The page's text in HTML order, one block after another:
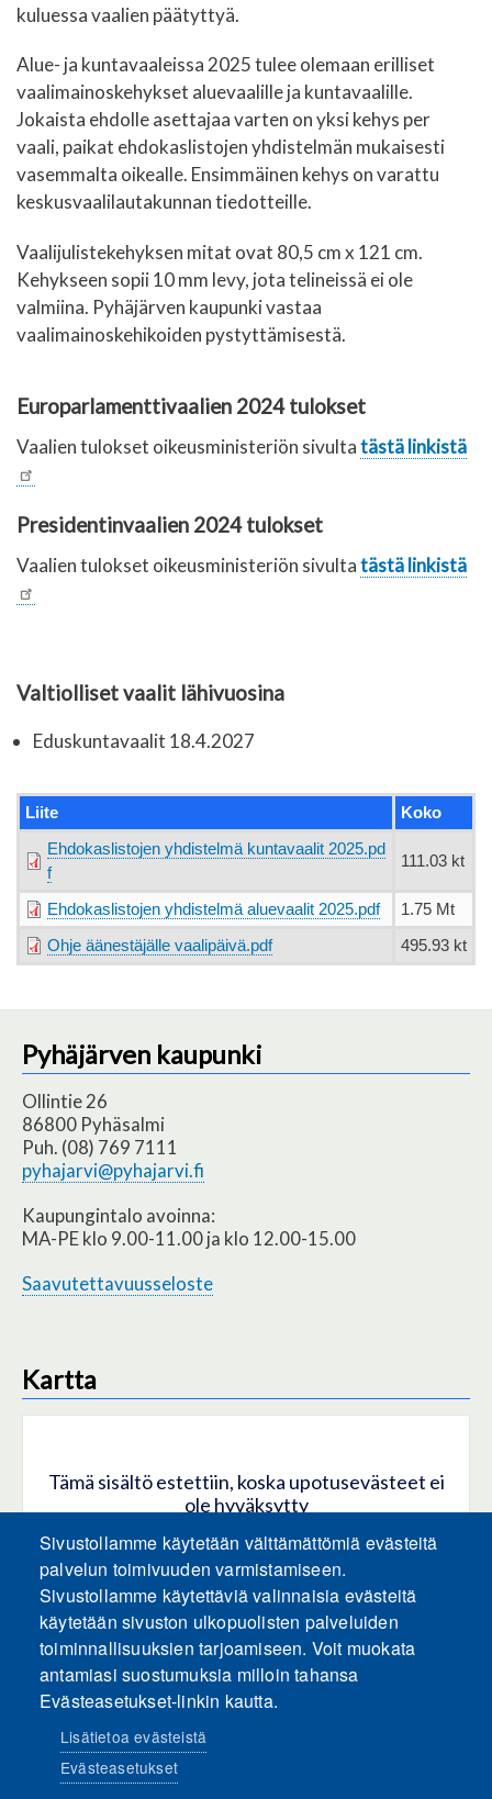
kuluessa vaalien päätyttyä.
Alue- ja kuntavaaleissa 2025 tulee olemaan erilliset
vaalimainoskehykset aluevaalille ja kuntavaalille.
Jokaista ehdolle asettajaa varten on yksi kehys per
vaali, paikat ehdokaslistojen yhdistelmän mukaisesti
vasemmalta oikealle. Ensimmäinen kehys on varattu
keskusvaalilautakunnan tiedotteille.
Vaalijulistekehyksen mitat ovat 80,5 cm x 121 cm.
Kehykseen sopii 10 mm levy, jota telineissä ei ole
valmiina. Pyhäjärven kaupunki vastaa
vaalimainoskehikoiden pystyttämisestä.
Europarlamenttivaalien 2024 tulokset
Vaalien tulokset oikeusministeriön sivultatästä linkistä
Presidentinvaalien 2024 tulokset
Vaalien tulokset oikeusministeriön sivultatästä linkistä
Valtiolliset vaalit lähivuosina
Eduskuntavaalit 18.4.2027
Liite Koko
Ehdokaslistojen yhdistelmä kuntavaalit 2025.pd
f
111.03 kt
Ehdokaslistojen yhdistelmä aluevaalit 2025.pdf 1.75 Mt
Ohje äänestäjälle vaalipäivä.pdf 495.93 kt
Pyhäjärven kaupunki
Ollintie 26
86800 Pyhäsalmi
Puh. (08) 769 7111
pyhajarvi@pyhajarvi.fi
Kaupungintalo avoinna:
MA-PE klo 9.00-11.00 ja klo 12.00-15.00
Saavutettavuusseloste
Kartta
Tämä sisältö estettiin, koska upotusevästeet ei
ole hyväksytty
HYVÄKSY KAIKKI EVÄSTEET
Hyväksy vain upotusevästeet
Sosiaalinen media
Sivustollamme käytetään välttämättömiä evästeitä
palvelun toimivuuden varmistamiseen.
Sivustollamme käytettäviä valinnaisia evästeitä
käytetään sivuston ulkopuolisten palveluiden
toiminnallisuuksien tarjoamiseen. Voit muokata
antamiasi suostumuksia milloin tahansa
Evästeasetukset-linkin kautta.
Lisätietoa evästeistä
Evästeasetukset